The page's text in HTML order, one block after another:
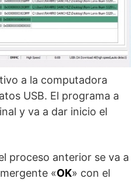
a la computadora
USB. El programa a
y va a dar inicio el
proceso anterior se va a
«OK» con el